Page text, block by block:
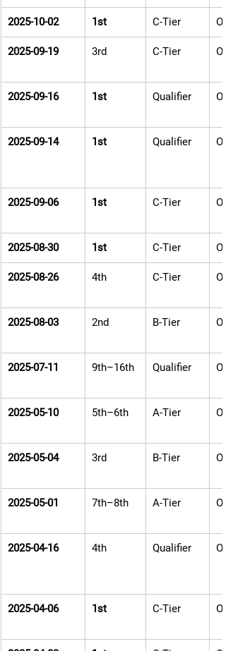
2025-10-02 1st C-Tier
2025-09-19 3rd C-Tier
2025-09-16 1st Qualifier
2025-09-14 1st Qualifier
2025-09-06 1st C-Tier
2025-08-30 1st C-Tier
2025-08-26 4th C-Tier
2025-08-03 2nd B-Tier
2025-07-11 9th–16th Qualifier
2025-05-10 5th–6th A-Tier
2025-05-04 3rd B-Tier
2025-05-01 7th–8th A-Tier
2025-04-16 4th Qualifier
2025-04-06 1st C-Tier